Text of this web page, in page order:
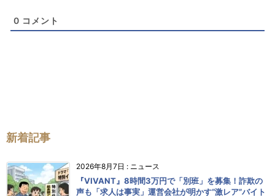
0 コメント
新着記事
2026年8月7日 : ニュース
『VIVANT』8時間3万円で「別班」を募集！詐欺の
声も「求人は事実」運営会社が明かす“激レア”バイト